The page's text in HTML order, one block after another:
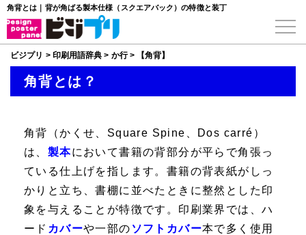
角背とは｜背が角ばる製本仕様（スクエアバック）の特徴と装丁
ビジプリ > 印刷用語辞典 > か行> 【角背】
角背とは？
角背
（かくせ、Square Spine、Dos carré）
は、 製本において書籍の背部分が平らで角張っ
ている仕上げを指します。書籍の背表紙がしっ
かりと立ち、書棚に並べたときに整然とした印
象を与えることが特徴です。印刷業界では、ハ
ード カバーや一部の ソフトカバー本で多く使用